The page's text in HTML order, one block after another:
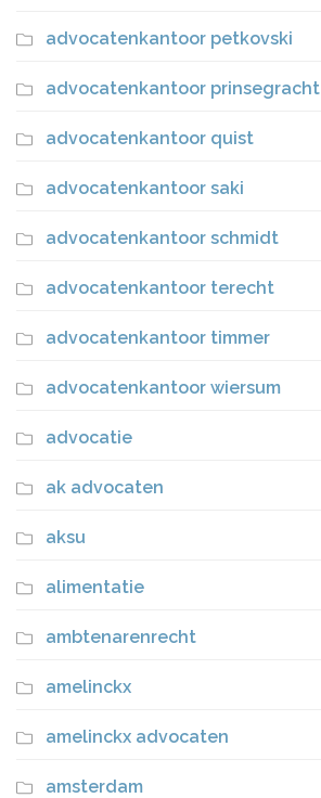
advocatenkantoor petkovski
advocatenkantoor prinsegracht
advocatenkantoor quist
advocatenkantoor saki
advocatenkantoor schmidt
advocatenkantoor terecht
advocatenkantoor timmer
advocatenkantoor wiersum
advocatie
ak advocaten
aksu
alimentatie
ambtenarenrecht
amelinckx
amelinckx advocaten
amsterdam